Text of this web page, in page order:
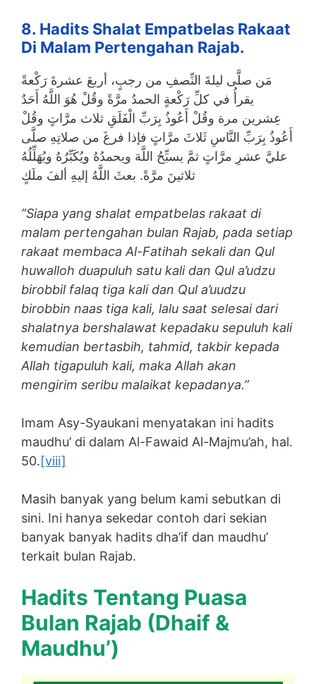
8. Hadits Shalat Empatbelas Rakaat
Di Malam Pertengahan Rajab.
مَن صلَّى ليلةَ النِّصفِ من رجبٍ، أربعَ عشرةَ رَكْعةً
يقرأُ في كلِّ رَكْعةٍ الحمدُ مرَّةً وقُلْ هُوَ اللَّهُ أَحَدٌ
عِشرين مرة وقُلْ أَعُوذُ بِرَبِّ الْفَلَقِ ثلاث مرَّاتٍ وقُلْ
أَعُوذُ بِرَبِّ النَّاسِ ثَلاثَ مرَّاتٍ فإذا فرغَ من صلاتِهِ صلَّى
عليَّ عشرِ مرَّاتٍ ثمَّ يسبِّحُ اللَّهَ ويحمدُهُ ويُكَبِّرُهُ ويُهَلِّلُهُ
ثلاثينَ مرَّةً. بعثَ اللَّهُ إليهِ ألفَ ملَكٍ
”Siapa yang shalat empatbelas rakaat di
malam pertengahan bulan Rajab, pada setiap
rakaat membaca Al-Fatihah sekali dan Qul
huwalloh duapuluh satu kali dan Qul a’udzu
birobbil falaq tiga kali dan Qul a’uudzu
birobbin naas tiga kali, lalu saat selesai dari
shalatnya bershalawat kepadaku sepuluh kali
kemudian bertasbih, tahmid, takbir kepada
Allah tigapuluh kali, maka Allah akan
mengirim seribu malaikat kepadanya.”
Imam Asy-Syaukani menyatakan ini hadits
maudhu’ di dalam Al-Fawaid Al-Majmu’ah, hal.
50.[viii]
Masih banyak yang belum kami sebutkan di
sini. Ini hanya sekedar contoh dari sekian
banyak banyak hadits dha’if dan maudhu’
terkait bulan Rajab.
Hadits Tentang Puasa
Bulan Rajab (Dhaif &
Maudhu’)